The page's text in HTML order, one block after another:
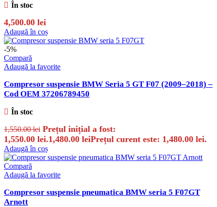
În stoc
4,500.00 lei
Adaugă în coș
-5%
Compară
Adaugă la favorite
Compresor suspensie BMW Seria 5 GT F07 (2009–2018) –
Cod OEM 37206789450
În stoc
1,550.00lei Prețul inițial a fost:
1,550.00 lei.1,480.00 leiPrețul curent este: 1,480.00 lei.
Adaugă în coș
Compară
Adaugă la favorite
Compresor suspensie pneumatica BMW seria 5 F07GT
Arnott